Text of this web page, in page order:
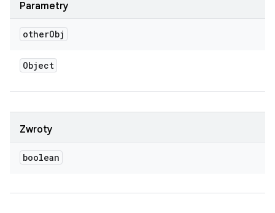
Parametry
otherObj
Object
Zwroty
boolean